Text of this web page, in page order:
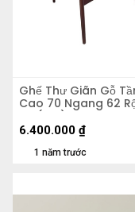
Ghế Thư Giãn Gỗ
Cao 70 Ngang 62
68 (cm)
1 năm trước
6.400.000 ₫